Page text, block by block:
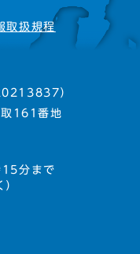
取扱規程
）
161番地
分まで